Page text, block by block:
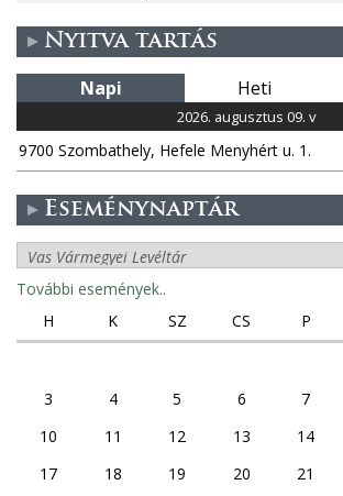
Nyitva tartás
Napi Heti
2026. augusztus 09. v
9700 Szombathely, Hefele Menyhért u. 1.
Eseménynaptár
További események..
H
K SZ CS P
3
4 5 6 7
10
11 12 13 14
17
18 19 20 21